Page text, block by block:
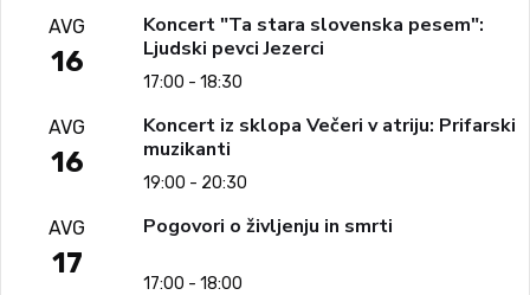
AVG
16
Koncert "Ta stara slovenska pesem":
Ljudski pevci Jezerci
17:00 - 18:30
AVG
16
Koncert iz sklopa Večeri v atriju: Prifarski
muzikanti
19:00 - 20:30
AVG
17
Pogovori o življenju in smrti
17:00 - 18:00